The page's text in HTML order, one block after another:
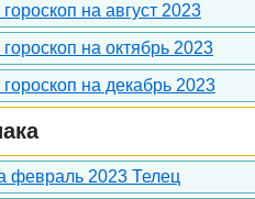
на август 2023
на октябрь 2023
на декабрь 2023
февраль 2023 Телец